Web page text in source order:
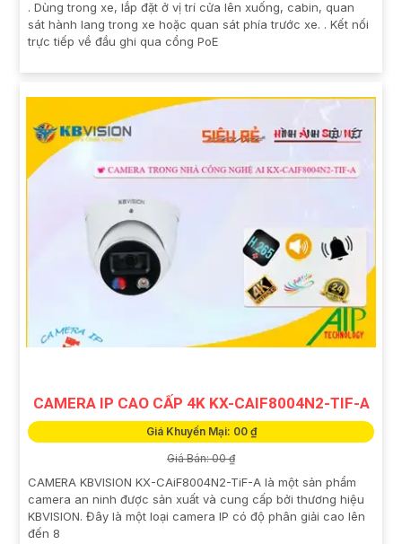
. Dùng trong xe, lắp đặt ở vị trí cửa lên xuống, cabin, quan
sát hành lang trong xe hoặc quan sát phía trước xe. . Kết nối
trực tiếp về đầu ghi qua cổng PoE
CAMERA IP CAO CẤP 4K KX-CAIF8004N2-TIF-A
Giá Khuyến Mại: 00 ₫
Giá Bán: 00 ₫
CAMERA KBVISION KX-CAiF8004N2-TiF-A là một sản phẩm
camera an ninh được sản xuất và cung cấp bởi thương hiệu
KBVISION. Đây là một loại camera IP có độ phân giải cao lên
đến 8